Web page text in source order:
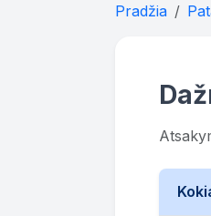
Pradžia